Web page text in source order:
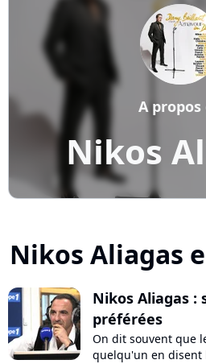
Nikos
A propos
Nikos Aliagas
Nikos Aliagas :
préférées
On dit souvent que
quelqu'un en disent